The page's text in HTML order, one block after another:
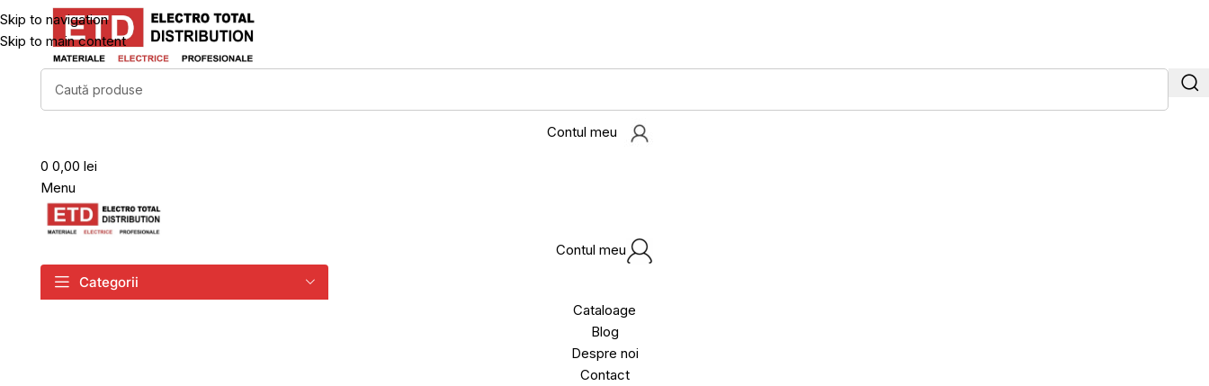
Skip to navigation
Skip to main content
Contul meu
0 0,00 lei
Menu
Contul meu
Categorii
Cataloage
Blog
Despre noi
Contact